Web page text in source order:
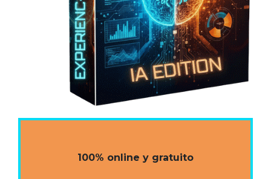
100% online y gratuito